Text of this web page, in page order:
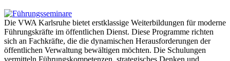
Die VWA Karlsruhe bietet erstklassige Weiterbildungen für moderne
Führungskräfte im öffentlichen Dienst. Diese Programme richten
sich an Fachkräfte, die die dynamischen Herausforderungen der
öffentlichen Verwaltung bewältigen möchten. Die Schulungen